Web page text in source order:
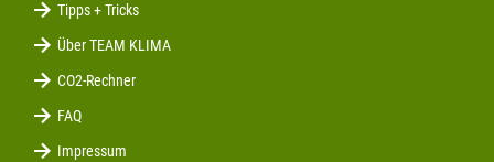
Tipps + Tricks
Über TEAM KLIMA
CO2-Rechner
FAQ
Impressum